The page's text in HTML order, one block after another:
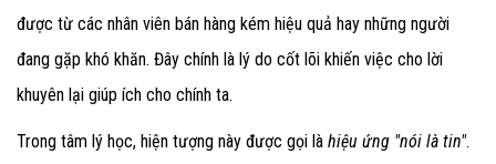
được từ các nhân viên bán hàng kém hiệu quả hay những người
đang gặp khó khăn. Đây chính là lý do cốt lõi khiến việc cho lời
khuyên lại giúp ích cho chính ta.
Trong tâm lý học, hiện tượng này được gọi là hiệu ứng "nói là tin".